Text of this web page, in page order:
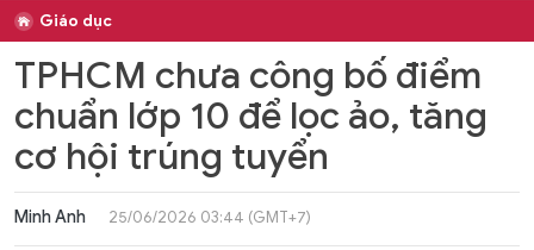
Giáo dục
TPHCM chưa công bố điểm
chuẩn lớp 10 để lọc ảo, tăng
cơ hội trúng tuyển
Minh Anh 25/06/2026 03:44 (GMT+7)